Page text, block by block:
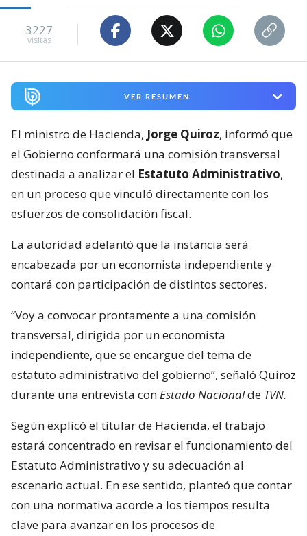
3227
visitas
VER RESUMEN
El ministro de Hacienda, Jorge Quiroz, informó que
el Gobierno conformará una comisión transversal
destinada a analizar el Estatuto Administrativo,
en un proceso que vinculó directamente con los
esfuerzos de consolidación fiscal.
La autoridad adelantó que la instancia será
encabezada por un economista independiente y
contará con participación de distintos sectores.
“Voy a convocar prontamente a una comisión
transversal, dirigida por un economista
independiente, que se encargue del tema de
estatuto administrativo del gobierno”, señaló Quiroz
durante una entrevista conEstado Nacionalde TVN.
Según explicó el titular de Hacienda, el trabajo
estará concentrado en revisar el funcionamiento del
Estatuto Administrativo y su adecuación al
escenario actual. En ese sentido, planteó que contar
con una normativa acorde a los tiempos resulta
clave para avanzar en los procesos de